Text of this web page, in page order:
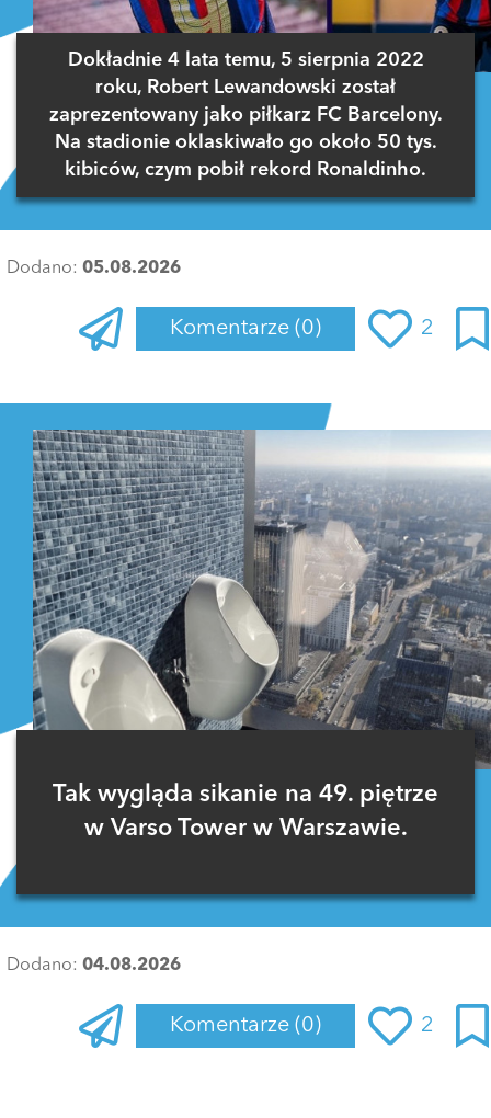
Dokładnie 4 lata temu, 5 sierpnia 2022
roku, Robert Lewandowski został
zaprezentowany jako piłkarz FC Barcelony.
Na stadionie oklaskiwało go około 50 tys.
kibiców, czym pobił rekord Ronaldinho.
Dodano: 05.08.2026
Komentarze (0) 2
Tak wygląda sikanie na 49. piętrze
w Varso Tower w Warszawie.
Dodano: 04.08.2026
Komentarze (0) 2